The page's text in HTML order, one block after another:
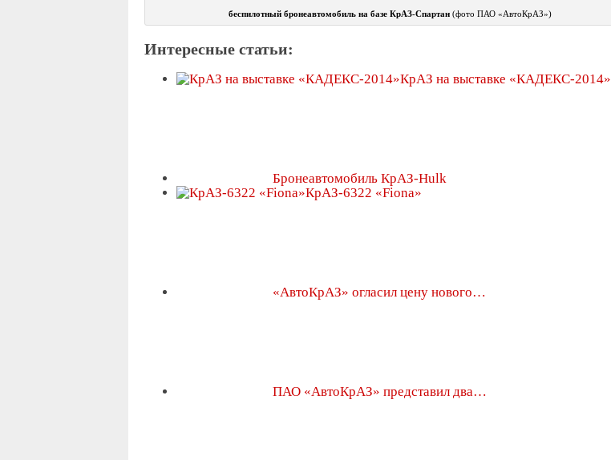
беспилотный бронеавтомобиль на базе КрАЗ-Спартан(фото ПАО «АвтоКрАЗ»)
Интересные статьи:
КрАЗ на выставке «КАДЕКС-2014»
Бронеавтомобиль КрАЗ-Hulk
КрАЗ-6322 «Fiona»
«АвтоКрАЗ» огласил цену нового…
ПАО «АвтоКрАЗ» представил два…